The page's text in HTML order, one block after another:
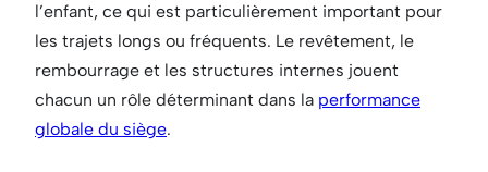
l’enfant, ce qui est particulièrement important pour
les trajets longs ou fréquents. Le revêtement, le
rembourrage et les structures internes jouent
chacun un rôle déterminant dans la performance
globale du siège.